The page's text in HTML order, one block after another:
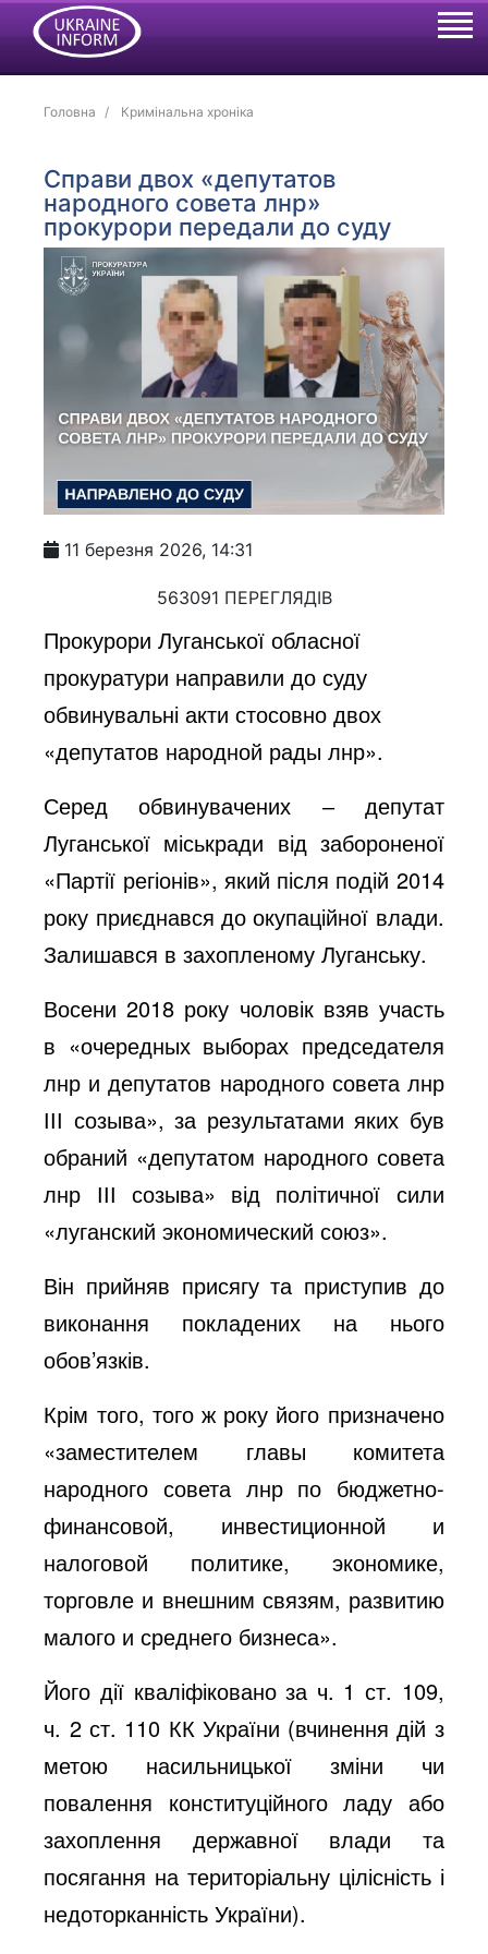
Головна Кримінальна хроніка
Справи двох «депутатов
народного совета лнр»
прокурори передали до суду
11 березня 2026, 14:31
563091 ПЕРЕГЛЯДІВ
Прокурори Луганської обласної
прокуратури направили до суду
обвинувальні акти стосовно двох
«депутатов народной рады лнр».
Серед обвинувачених ‒ депутат
Луганської міськради від забороненої
«Партії регіонів», який після подій 2014
року приєднався до окупаційної влади.
Залишався в захопленому Луганську.
Восени 2018 року чоловік взяв участь
в «очередных выборах председателя
лнр и депутатов народного совета лнр
ІІІ созыва», за результатами яких був
обраний «депутатом народного совета
лнр ІІІ созыва» від політичної сили
«луганский экономический союз».
Він прийняв присягу та приступив до
виконання покладених на нього
обов’язків.
Крім того, того ж року його призначено
«заместителем главы комитета
народного совета лнр по бюджетно-
финансовой, инвестиционной и
налоговой политике, экономике,
торговле и внешним связям, развитию
малого и среднего бизнеса».
Його дії кваліфіковано за ч. 1 ст. 109,
ч. 2 ст. 110 КК України (вчинення дій з
метою насильницької зміни чи
повалення конституційного ладу або
захоплення державної влади та
посягання на територіальну цілісність і
недоторканність України).